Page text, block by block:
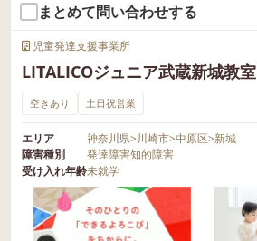
まとめて問い合わせする
児童発達支援事業所
LITALICOジュニア武蔵新城教室
空きあり 土日祝営業
エリア 神奈川県>川崎市>中原区>新城
障害種別
発達障害知的障害
受け入れ年齢未就学